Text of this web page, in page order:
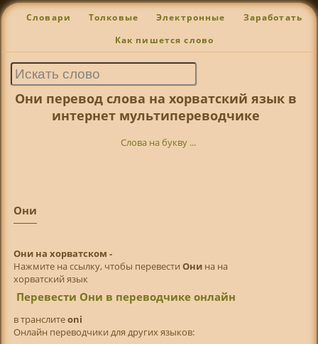
Словари Толковые Электронные Заработать
Как пишется слово
Они перевод слова на хорватский язык в
интернет мультипереводчике
Слова на букву ...
Они
Они на хорватском -
Нажмите на ссылку, чтобы перевести Онина на
хорватский язык
Перевести Они в переводчике онлайн
в транслитeoni
Онлайн переводчики для других языков: